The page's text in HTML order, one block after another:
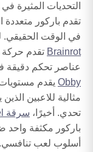
التحديات المثيرة
تقدم باركور متعددة
في الوقت
Brainrot تقدم حركة
عناصر تحكم دقيقة
Obby يقدم مستويات
مثالية للاعبين
تحدي. أخيرًا، سرقة Brainrot Duel
باركور مكثفة واحد
أسلوب لعب تنافسي.